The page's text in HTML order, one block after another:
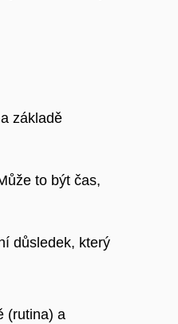
základě
to být čas,
důsledek, který
(rutina) a